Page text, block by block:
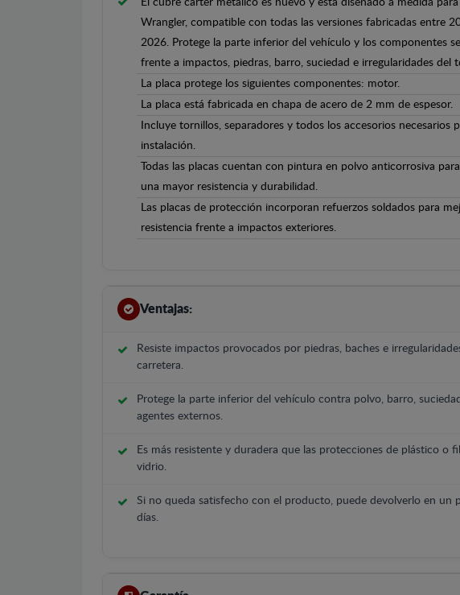
El cubre cárter metálico es nuevo y está diseñado a medida para
Wrangler, compatible con todas las versiones fabricadas entre
2026. Protege la parte inferior del vehículo y los componentes
frente a impactos, piedras, barro, suciedad e irregularidades del
La placa protege los siguientes componentes: motor.
La placa está fabricada en chapa de acero de 2 mm de espesor.
Incluye tornillos, separadores y todos los accesorios necesarios
instalación.
Todas las placas cuentan con pintura en polvo anticorrosiva
una mayor resistencia y durabilidad.
Las placas de protección incorporan refuerzos soldados para
resistencia frente a impactos exteriores.
Ventajas:
Resiste impactos provocados por piedras, baches e
carretera.
Protege la parte inferior del vehículo contra polvo, barro,
agentes externos.
Es más resistente y duradera que las protecciones de plástico o
vidrio.
Si no queda satisfecho con el producto, puede devolverlo en un
días.